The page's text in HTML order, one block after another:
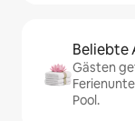
Beliebte
Gästen
Pool.